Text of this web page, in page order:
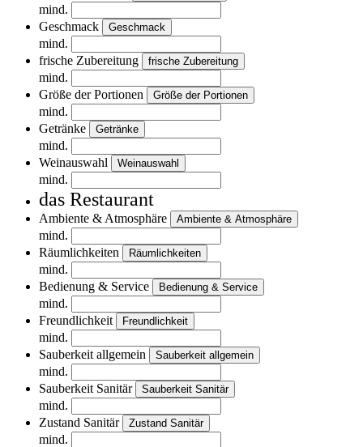
mind.
Geschmack
Geschmack
mind.
frische Zubereitung
frische Zubereitung
mind.
Größe der Portionen
Größe der Portionen
mind.
Getränke
Getränke
mind.
Weinauswahl
Weinauswahl
mind.
das Restaurant
Ambiente & Atmosphäre Ambiente & Atmosphäre
mind.
Räumlichkeiten
Räumlichkeiten
mind.
Bedienung & Service
Bedienung & Service
mind.
Freundlichkeit
Freundlichkeit
mind.
Sauberkeit allgemein
Sauberkeit allgemein
mind.
Sauberkeit Sanitär
Sauberkeit Sanitär
mind.
Zustand Sanitär
Zustand Sanitär
mind.